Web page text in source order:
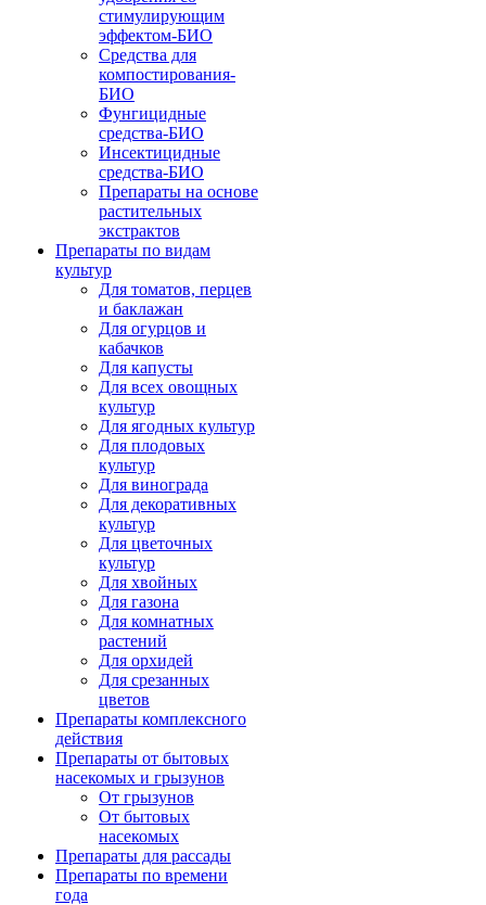
стимулирующим
эффектом-БИО
Средства для
компостирования-
БИО
Фунгицидные
средства-БИО
Инсектицидные
средства-БИО
Препараты на основе
растительных
экстрактов
Препараты по видам
культур
Для томатов, перцев
и баклажан
Для огурцов и
кабачков
Для капусты
Для всех овощных
культур
Для ягодных культур
Для плодовых
культур
Для винограда
Для декоративных
культур
Для цветочных
культур
Для хвойных
Для газона
Для комнатных
растений
Для орхидей
Для срезанных
цветов
Препараты комплексного
действия
Препараты от бытовых
насекомых и грызунов
От грызунов
От бытовых
насекомых
Препараты для рассады
Препараты по времени
года